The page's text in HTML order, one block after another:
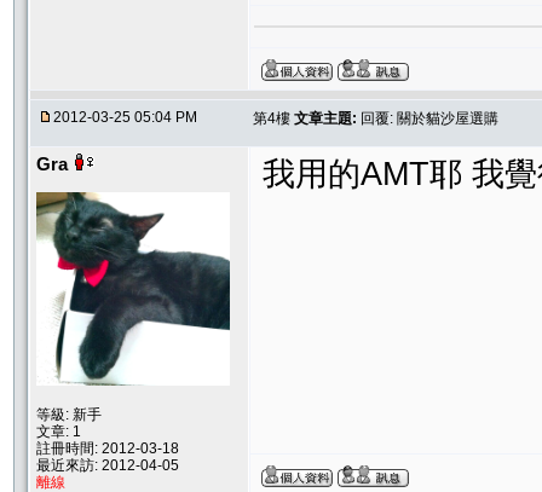
2012-03-25 05:04 PM 第4樓 文章主題: 回覆: 關於貓沙屋選購
Gra
等級: 新手
文章: 1
註冊時間: 2012-03-18
最近來訪: 2012-04-05
離線
我用的AMT耶 我